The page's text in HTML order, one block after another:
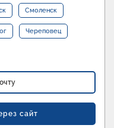
Смоленск
Череповец
сайт